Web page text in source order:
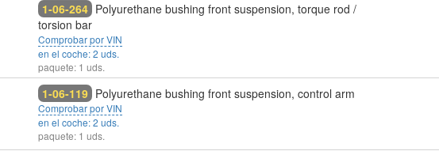
1-06-264 Polyurethane bushing front suspension, torque rod /
torsion bar
Comprobar por VIN
en el coche: 2 uds.
paquete: 1 uds.
1-06-119 Polyurethane bushing front suspension, control arm
Comprobar por VIN
en el coche: 2 uds.
paquete: 1 uds.